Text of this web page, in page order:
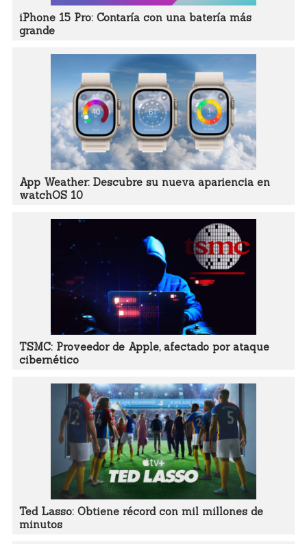
iPhone 15 Pro: Contaría con una batería más
grande
App Weather: Descubre su nueva apariencia en
watchOS 10
TSMC: Proveedor de Apple, afectado por ataque
cibernético
Ted Lasso: Obtiene récord con mil millones de
minutos